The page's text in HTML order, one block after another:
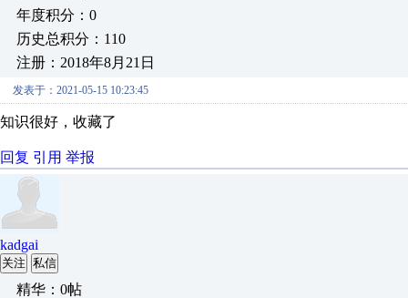
年度积分：0
历史总积分：110
注册：2018年8月21日
发表于：2021-05-15 10:23:45
知识很好，收藏了
回复 引用 举报
kadgai
关注 私信
精华：0帖